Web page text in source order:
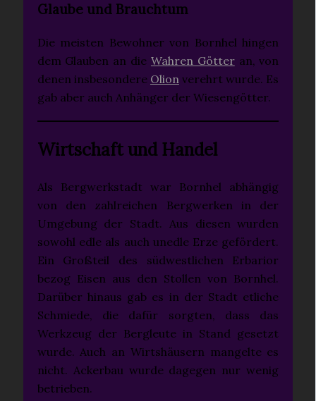
Glaube und Brauchtum
Die meisten Bewohner von Bornhel hingen
dem Glauben an die Wahren Götteran, von
denen insbesondere Olion verehrt wurde. Es
gab aber auch Anhänger der Wiesengötter.
Wirtschaft und Handel
Als Bergwerkstadt war Bornhel abhängig
von den zahlreichen Bergwerken in der
Umgebung der Stadt. Aus diesen wurden
sowohl edle als auch unedle Erze gefördert.
Ein Großteil des südwestlichen Erbarior
bezog Eisen aus den Stollen von Bornhel.
Darüber hinaus gab es in der Stadt etliche
Schmiede, die dafür sorgten, dass das
Werkzeug der Bergleute in Stand gesetzt
wurde. Auch an Wirtshäusern mangelte es
nicht. Ackerbau wurde dagegen nur wenig
betrieben.